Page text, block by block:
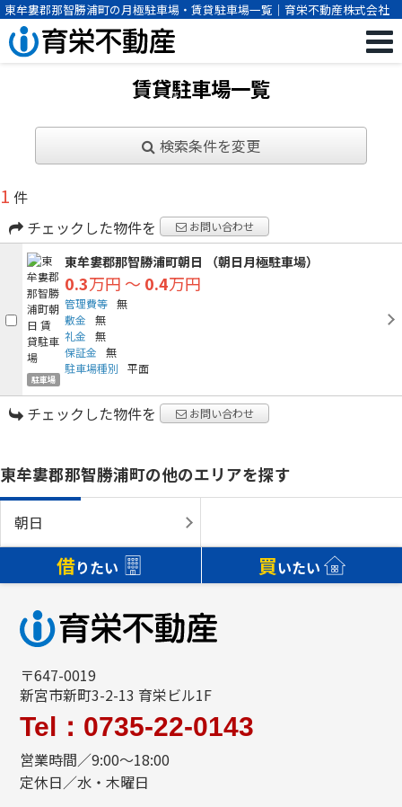
東牟婁郡那智勝浦町の月極駐車場・賃貸駐車場一覧｜育栄不動産株式会社
賃貸駐車場一覧
検索条件を変更
1 件
チェックした物件を
お問い合わせ
駐車場
東牟婁郡那智勝浦町朝日 （朝日月極駐車場）
0.3万円 ～ 0.4万円
管理費等 無
敷金
無
礼金
無
保証金
無
駐車場種別
平面
チェックした物件を お問い合わせ
東牟婁郡那智勝浦町の他のエリアを探す
朝日
借りたい 買いたい
〒647-0019
新宮市新町3-2-13 育栄ビル1F
Tel：0735-22-0143
営業時間／9:00～18:00
定休日／水・木曜日